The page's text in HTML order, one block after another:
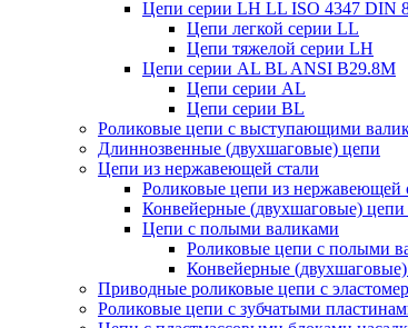
Цепи серии LH LL ISO 4347 DIN
Цепи легкой серии LL
Цепи тяжелой серии LH
Цепи серии AL BL ANSI B29.8M
Цепи серии AL
Цепи серии BL
Роликовые цепи с выступающими
Длиннозвенные (двухшаговые) цепи
Цепи из нержавеющей стали
Роликовые цепи из нержавеющей
Конвейерные (двухшаговые)
Цепи с полыми валиками
Роликовые цепи с полыми
Конвейерные
Приводные роликовые цепи с
Роликовые цепи с зубчатыми